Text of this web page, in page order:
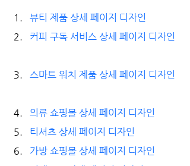
뷰티 제품 상세 페이지 디자인
커피 구독 서비스 상세 페이지 디자인
스마트 워치 제품 상세 페이지 디자인
의류 쇼핑몰 상세 페이지 디자인
티셔츠 상세 페이지 디자인
가방 쇼핑몰 상세 페이지 디자인